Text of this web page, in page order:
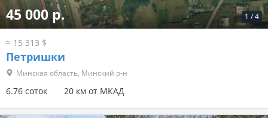
1 /4
45 000 р.
≈ 15 313 $
Петришки
Минская область, Минский р-н
6.76 соток 20 км от МКАД